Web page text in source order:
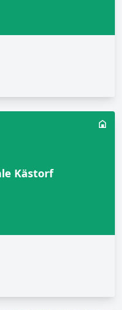
Kästorf